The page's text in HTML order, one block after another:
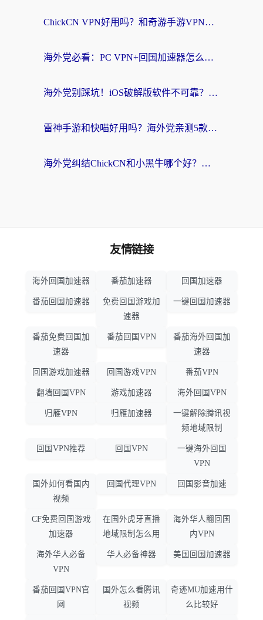
ChickCN VPN好用吗？和奇游手游VPN对比哪个回国效果更好？海外党亲测实用指南
海外党必看：PC VPN+回国加速器怎么选？无缝访问国内资源全攻略
海外党别踩坑！iOS破解版软件不可靠？教你选对回国加速器无缝看国内资源
雷神手游和快喵好用吗？海外党亲测5款回国加速器，附斧牛Bling对比+微信视频号解决办法
海外党纠结ChickCN和小黑牛哪个好？一篇帮你选对回国加速器的实用指南
友情链接
海外回国加速器 番茄加速器 回国加速器
番茄回国加速器
免费回国游戏加
速器
一键回国加速器
番茄免费回国加
速器
番茄回国VPN
番茄海外回国加
速器
回国游戏加速器 回国游戏VPN 番茄VPN
翻墙回国VPN 游戏加速器 海外回国VPN
归雁VPN 归雁加速器
一键解除腾讯视
频地域限制
回国VPN推荐 回国VPN
一键海外回国
VPN
国外如何看国内
视频
回国代理VPN 回国影音加速
CF免费回国游戏
加速器
在国外虎牙直播
地域限制怎么用
海外华人翻回国
内VPN
海外华人必备
VPN
华人必备神器 美国回国加速器
番茄回国VPN官
网
国外怎么看腾讯
视频
奇迹MU加速用什
么比较好